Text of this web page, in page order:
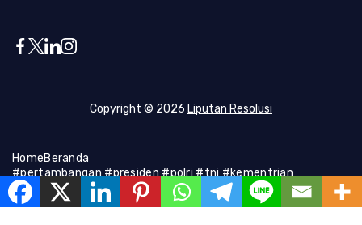
Copyright © 2026 Liputan Resolusi
HomeBeranda
#pertambangan #presiden #polri #tni #kementrian
#presiden #Kapolri #indonesia